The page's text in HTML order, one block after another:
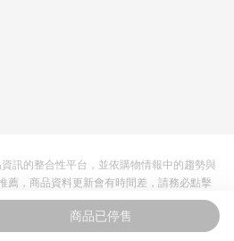
商品已停售
訊的整合性平台，並依購物情報中的趨勢與
薦，商品資料更新會有時間差，請務必點擊
價與購物條件，一切資訊以合作廠商網頁為